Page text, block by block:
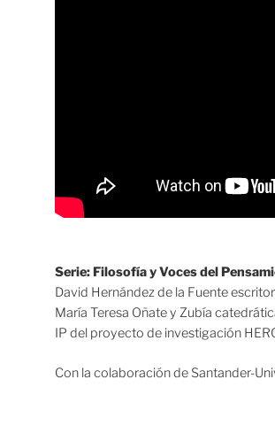
Serie: Filosofía y Voces del
David Hernández de la Fuente
María Teresa Oñate y Zubía
IP del proyecto de investigación
Con la colaboración de Santander-